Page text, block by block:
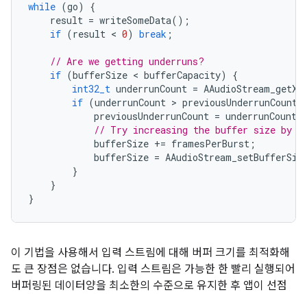
while (go)
{
result = writeSomeData();
if (result < 0) break ;
// Are we getting underruns?
if (bufferSize < bufferCapacity)
{
int32_t underrunCount =
if (underrunCount > previousUnderrunCount
previousUnderrunCount = underrunCount
// Try increasing the buffer size by
bufferSize += framesPerBurst ;
bufferSize =
}
}
}
이 기법을 사용해서 입력 스트림에 대해 버퍼 크기를 최적화해
도 큰 장점은 없습니다. 입력 스트림은 가능한 한 빨리 실행되어
버퍼링된 데이터양을 최소한의 수준으로 유지한 후 앱이 선점